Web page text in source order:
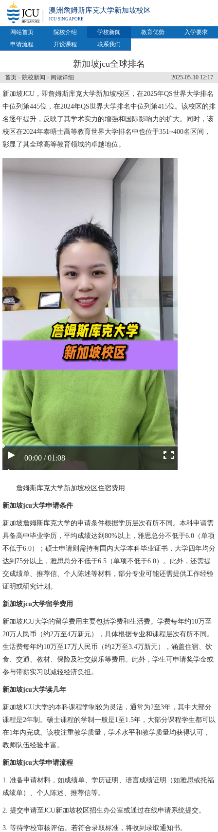
澳洲詹姆斯库克大学新加坡校区
JCU SINGAPORE
网站首页 院校介绍 学校新闻 教育优势
入学要求
申请流程
开设课程 联系我们
新加坡jcu全球排名
2025-05-10 12:17
首页 > 院校新闻 > 阅读详细
新加坡JCU，即詹姆斯库克大学新加坡校区 ，在2025年QS世界大学排名
中位列第445位，在2024年QS世界大学排名中位列第415位。该校区的排
名逐年提升，反映了其学术实力的增强和国际影响力的扩大。同时，该
校区在2024年泰晤士高等教育世界大学排名中也位于351~400名区间，
彰显了其全球高等教育领域的卓越地位。
00:00 / 01:08
詹姆斯库克大学新加坡校区住宿费用
新加坡jcu大学申请条件
新加坡詹姆斯库克大学的申请条件根据学历层次有所不同。本科申请需
具备高中毕业学历，平均成绩达到80%以上，雅思总分不低于6.0（单项
不低于6.0）；硕士申请则需持有国内大学本科毕业证书，大学四年均分
达到75分以上，雅思总分不低于6.5（单项不低于6.0）。此外，还需提
交成绩单、推荐信、个人陈述等材料，部分专业可能还需提供工作经验
证明或研究计划。
新加坡jcu大学留学费用
新加坡JCU大学的留学费用主要包括学费和生活费。学费每年约10万至
20万人民币（约2万至4万新元），具体根据专业和课程层次有所不同。
生活费每年约10万至17万人民币（约2万至3.4万新元），涵盖住宿、饮
食、交通、教材、保险及社交娱乐等费用。此外，学生可申请奖学金或
参与带薪实习以减轻经济负担。
新加坡jcu大学读几年
新加坡JCU大学的本科课程学制较为灵活，通常为2至3年，其中大部分
课程是2年制。硕士课程的学制一般是1至1.5年，大部分课程学生都可以
在1年内完成。该校注重教学质量，学术水平和教学质量均获得认可，
教师队伍经验丰富。
新加坡jcu大学申请流程
1. 准备申请材料，如成绩单、学历证明、语言成绩证明（如雅思或托福
成绩单）、个人陈述、推荐信等。
2. 提交申请至JCU新加坡校区招生办公室或通过在线申请系统提交。
3. 等待学校审核评估。若符合录取标准，将收到录取通知书。